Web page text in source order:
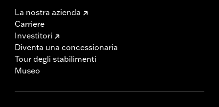
La nostra azienda
Carriere
Investitori
Diventa una concessionaria
Tour degli stabilimenti
Museo